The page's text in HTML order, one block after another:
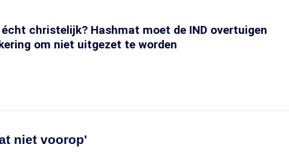
christelijk? Hashmat moet de IND overtuigen
om niet uitgezet te worden
niet voorop'